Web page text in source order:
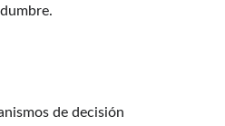
de decisión